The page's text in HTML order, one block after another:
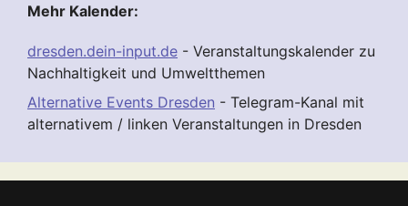
Mehr Kalender:
dresden.dein-input.de - Veranstaltungskalender zu
Nachhaltigkeit und Umweltthemen
Alternative Events Dresden - Telegram-Kanal mit
alternativem / linken Veranstaltungen in Dresden